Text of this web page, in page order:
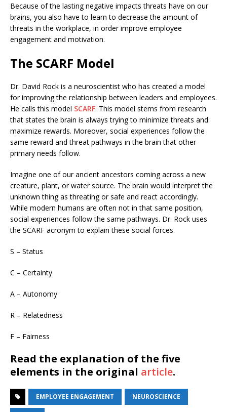
Because of the lasting negative impacts threats have on our
brains, you also have to learn to decrease the amount of
threats in the workplace, in order improve employee
engagement and motivation.
The SCARF Model
Dr. David Rock is a neuroscientist who has created a model
for improving the relationship between leaders and employees.
He calls this model SCARF. This model stems from research
that states the brain is always trying to minimize threats and
maximize rewards. Moreover, social experiences follow the
same reward and threat pathways in the brain that other
primary needs follow.
Imagine one of our ancient ancestors coming across a new
creature, plant, or water source. The brain would interpret the
unknown thing as threating or safe and react accordingly.
While modern humans are often not in that same position,
social experiences follow the same pathways. Dr. Rock uses
the SCARF acronym to explain these social forces.
S – Status
C – Certainty
A – Autonomy
R – Relatedness
F – Fairness
Read the explanation of the five
elements in the original article.
EMPLOYEE ENGAGEMENT NEUROSCIENCE